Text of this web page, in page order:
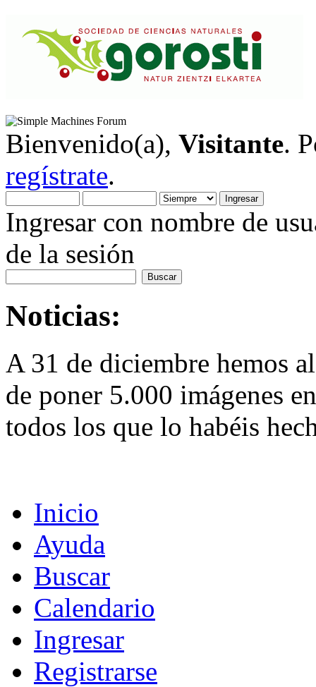
Bienvenido(a), Visitante.
regístrate.
Ingresar con nombre de
de la sesión
Noticias:
A 31 de diciembre hemos
de poner 5.000 imágenes
todos los que lo habéis
Inicio
Ayuda
Buscar
Calendario
Ingresar
Registrarse